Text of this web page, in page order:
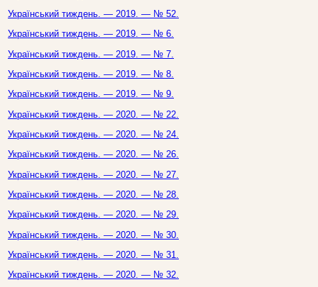
Український тиждень. — 2019. — № 52.
Український тиждень. — 2019. — № 6.
Український тиждень. — 2019. — № 7.
Український тиждень. — 2019. — № 8.
Український тиждень. — 2019. — № 9.
Український тиждень. — 2020. — № 22.
Український тиждень. — 2020. — № 24.
Український тиждень. — 2020. — № 26.
Український тиждень. — 2020. — № 27.
Український тиждень. — 2020. — № 28.
Український тиждень. — 2020. — № 29.
Український тиждень. — 2020. — № 30.
Український тиждень. — 2020. — № 31.
Український тиждень. — 2020. — № 32.